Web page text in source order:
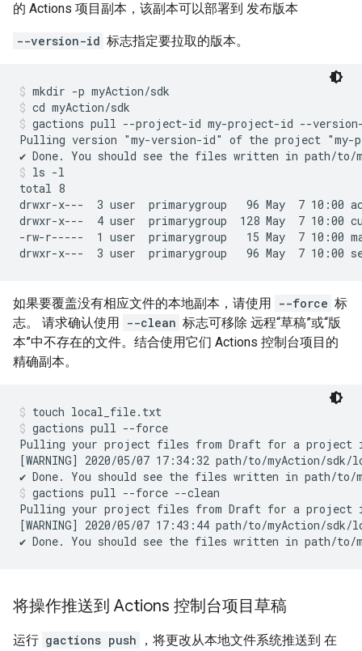
的 Actions 项目副本，该副本可以部署到 发布版本
--version-id 标志指定要拉取的版本。
mkdir -p myAction/sdk
cd myAction/sdk
gactions pull --project-id my-project-id --
Pulling version "my-version-id" of the project "my-
ls -l
total 8
drwxr-x---  3 user  primarygroup   96 May  7 10:00
drwxr-x---  4 user  primarygroup  128 May  7 10:00
-rw-r-----  1 user  primarygroup   15 May  7 10:00
如果要覆盖没有相应文件的本地副本，请使用 --force 标
志。 请求确认使用 --clean 标志可移除 远程“草稿”或“版
本”中不存在的文件。结合使用它们 Actions 控制台项目的
精确副本。
touch local_file.txt
gactions pull --force
Pulling your project files from Draft for a project
[WARNING] 2020/05/07 17:34:32 path/to/
gactions pull --force --clean
Pulling your project files from Draft for a project
[WARNING] 2020/05/07 17:43:44 path/to/
将操作推送到 Actions 控制台项目草稿
运行 gactions push
，将更改从本地文件系统推送到 在